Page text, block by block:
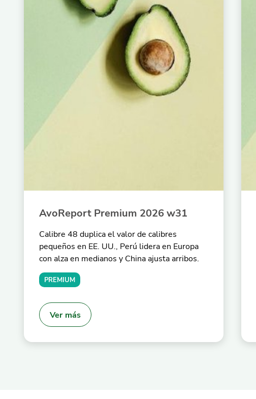
AvoReport Premium 2026 w31
Calibre 48 duplica el valor de calibres
pequeños en EE. UU., Perú lidera en Europa
con alza en medianos y China ajusta arribos.
PREMIUM
Ver más